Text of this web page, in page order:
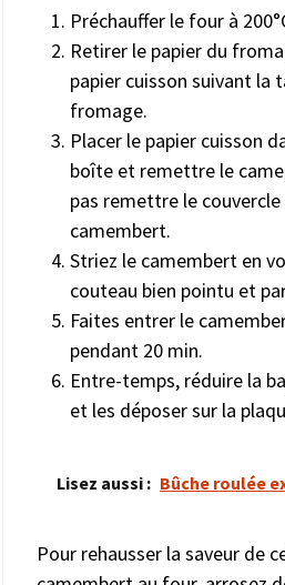
Préchauffer le four à
Retirer le papier du
papier cuisson suivant la
fromage.
Placer le papier cuisson
boîte et remettre le
pas remettre le
camembert.
Striez le camembert en
couteau bien pointu et
Faites entrer le
pendant 20 min.
Entre-temps, réduire la
et les déposer sur la
Lisez aussi : Bûche roulée
Pour rehausser la saveur de